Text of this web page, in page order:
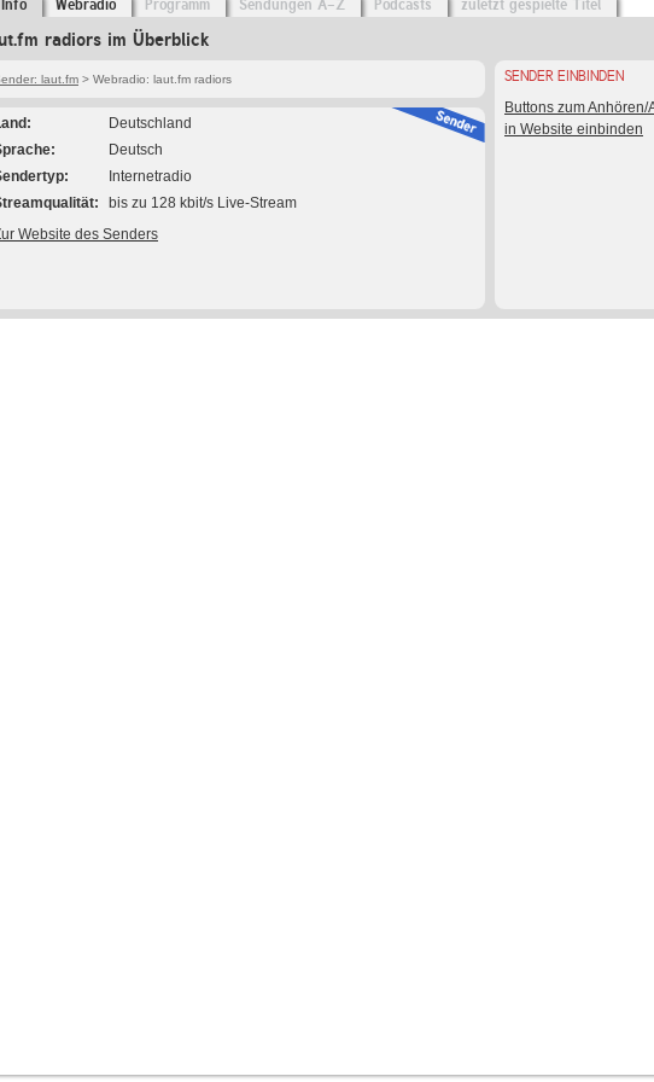
Info Webradio Programm Sendungen A-Z Podcasts zuletzt gespielte Titel
radiors im Überblick
laut.fm > Webradio: laut.fm radiors
Deutschland
Deutsch
Internetradio
bis zu 128 kbit/s Live-Stream
Website des Senders
SENDER EINBINDEN
Buttons zum Anhören/
in Website einbinden